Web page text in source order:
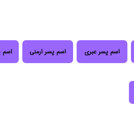
اسم پسر عبری اسم پسر ارمنی اسم